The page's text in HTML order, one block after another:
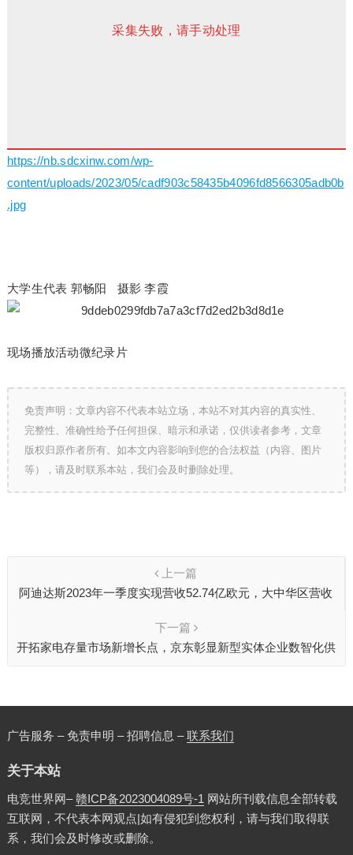
采集失败，请手动处理
https://nb.sdcxinw.com/wp-
content/uploads/2023/05/cadf903c58435b4096fd8566305adb0b
.jpg
大学生代表 郭畅阳 摄影 李霞
现场播放活动微纪录片
免责声明：文章内容不代表本站立场，本站不对其内容的真实性、
完整性、准确性给予任何担保、暗示和承诺，仅供读者参考，文章
版权归原作者所有。如本文内容影响到您的合法权益（内容、图片
等），请及时联系本站，我们会及时删除处理。
上一篇
阿迪达斯2023年一季度实现营收52.74亿欧元，大中华区营收
下一篇
开拓家电存量市场新增长点，京东彰显新型实体企业数智化供
广告服务 – 免责申明 – 招聘信息 –联系我们
关于本站
电竞世界网–赣ICP备2023004089号-1 网站所刊载信息全部转载
互联网，不代表本网观点|如有侵犯到您权利，请与我们取得联
系，我们会及时修改或删除。